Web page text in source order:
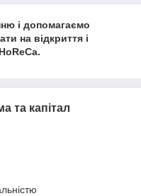
і допомагаємо
на відкриття і
та капітал